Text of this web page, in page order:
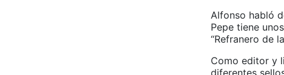
Alfonso habló
Pepe tiene
“Refranero de
Como editor y
diferentes